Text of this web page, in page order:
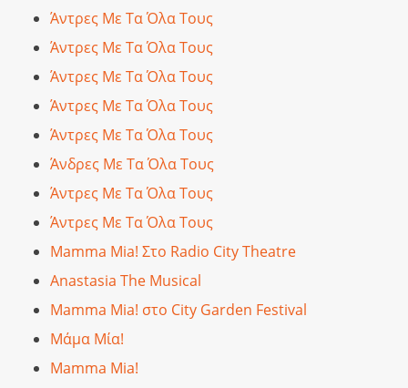
Άντρες Με Τα Όλα Τους
Άντρες Με Τα Όλα Τους
Άντρες Με Τα Όλα Τους
Άντρες Με Τα Όλα Τους
Άντρες Με Τα Όλα Τους
Άνδρες Με Τα Όλα Τους
Άντρες Με Τα Όλα Τους
Άντρες Με Τα Όλα Τους
Mamma Mia! Στο Radio City Theatre
Anastasia The Musical
Mamma Mia! στο City Garden Festival
Μάμα Μία!
Mamma Mia!